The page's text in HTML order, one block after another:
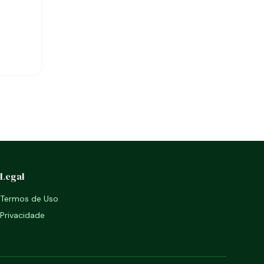
Legal
Termos de Uso
Privacidade